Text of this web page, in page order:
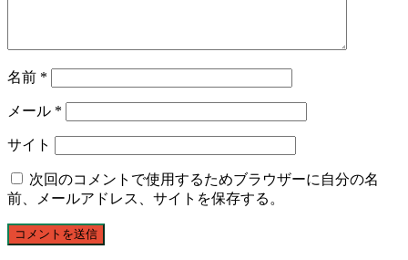
名前 *
メール *
サイト
次回のコメントで使用するためブラウザーに自分の名
前、メールアドレス、サイトを保存する。